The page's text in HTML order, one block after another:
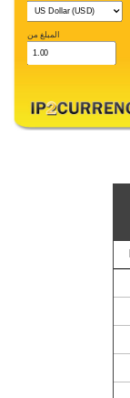
المبلغ من